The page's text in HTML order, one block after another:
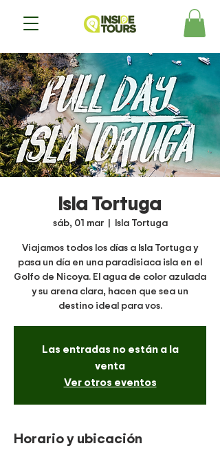
Isla Tortuga
sáb, 01 mar
  |
Isla Tortuga
Viajamos todos los días a Isla Tortuga y
pasa un día en una paradisiaca isla en el
Golfo de Nicoya. El agua de color azulada
y su arena clara, hacen que sea un
destino ideal para vos.
Las entradas no están a la
venta
Ver otros eventos
Horario y ubicación